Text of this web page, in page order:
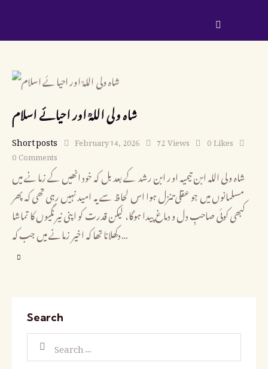
شاہ ولی اللہؒ اور احیائے اسلام
Short posts February 14, 2026 72Views 0Likes
0Comments
شاہ ولی الله ابن تیمیہ اور ابن رشد کے بعد بل کہ خود انھیں کے زمانے میں
مسلمانوں میں جو عقلی تنزل ہوا اس لحاظ سے یہ امید نہیں رہی تھی کہ پھر
کبھی کوئی صاحبِ دل و دماغ پیدا ہوگا، لیکن قدرت کو اپنی نیرنگیوں کا تماشا
دکھلانا تھا کہ اخیر زمانے میں جب کہ…
Search